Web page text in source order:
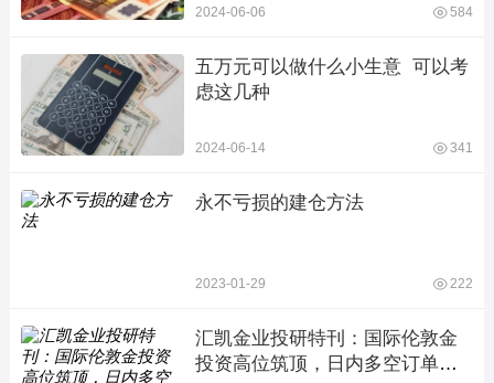
2024-06-06 584
五万元可以做什么小生意  可以考
虑这几种
2024-06-14 341
永不亏损的建仓方法
2023-01-29 222
汇凯金业投研特刊：国际伦敦金
投资高位筑顶，日内多空订单流